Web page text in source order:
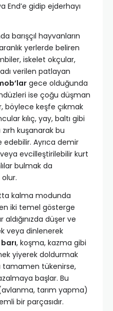
gidip ejderhayı
barışçıl hayvanların
yerlerde beliren
iskelet okçular,
verilen patlayan
gece olduğunda
ise çoğu düşman
böylece keşfe çıkmak
kılıç, yay, baltı gibi
kuşanarak bu
Ayrıca demir
evcilleştirilebilir kurt
bulmak da
kalma modunda
iki temel gösterge
aldığınızda düşer ve
veya dinlenerek
, koşma, kazma gibi
yiyerek doldurmak
tamamen tükenirse,
başlar. Bu
tarım yapma)
bir parçasıdır.